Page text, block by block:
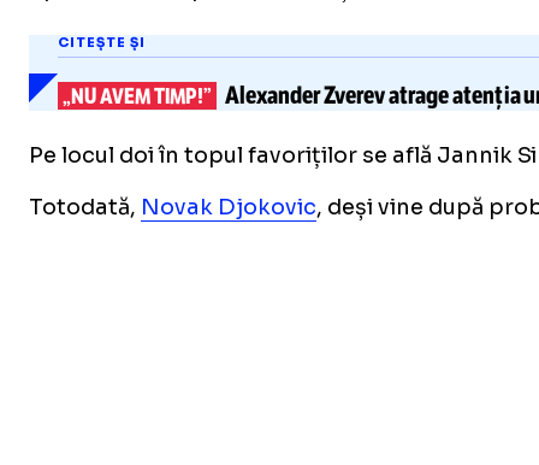
CITEȘTE ȘI
„NU AVEM TIMP!” Alexander Zverevatrage atenția
Pe locul doi în topul favoriților se află Jannik
Totodată, Novak Djokovic, deși vine după